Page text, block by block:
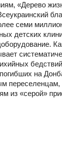
«Дерево
семи
детских
на
переселенцам,
из «серой»